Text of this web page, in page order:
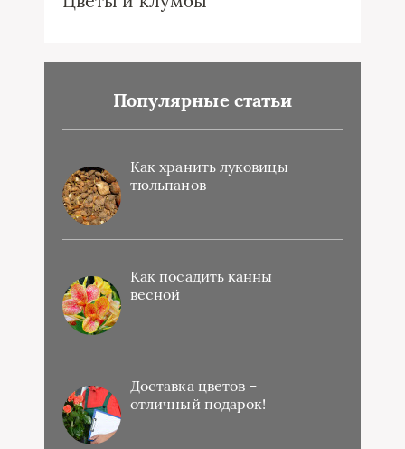
Популярные статьи
Как хранить луковицы
тюльпанов
Как посадить канны
весной
Доставка цветов –
отличный подарок!